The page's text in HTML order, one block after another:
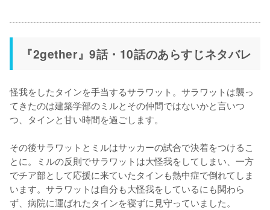
『2gether』9話・10話のあらすじネタバレ
怪我をしたタインを手当するサラワット。サラワットは襲っ
てきたのは建築学部のミルとその仲間ではないかと言いつ
つ、タインと甘い時間を過ごします。
その後サラワットとミルはサッカーの試合で決着をつけるこ
とに。ミルの反則でサラワットは大怪我をしてしまい、一方
でチア部として応援に来ていたタインも熱中症で倒れてしま
います。サラワットは自分も大怪我をしているにも関わら
ず、病院に運ばれたタインを寝ずに見守っていました。